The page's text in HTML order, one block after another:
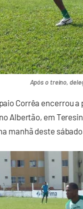
Após o treino,
Corrêa encerrou
Albertão, em
manhã deste